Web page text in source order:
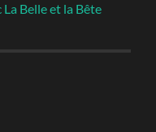
La Belle et la Bête